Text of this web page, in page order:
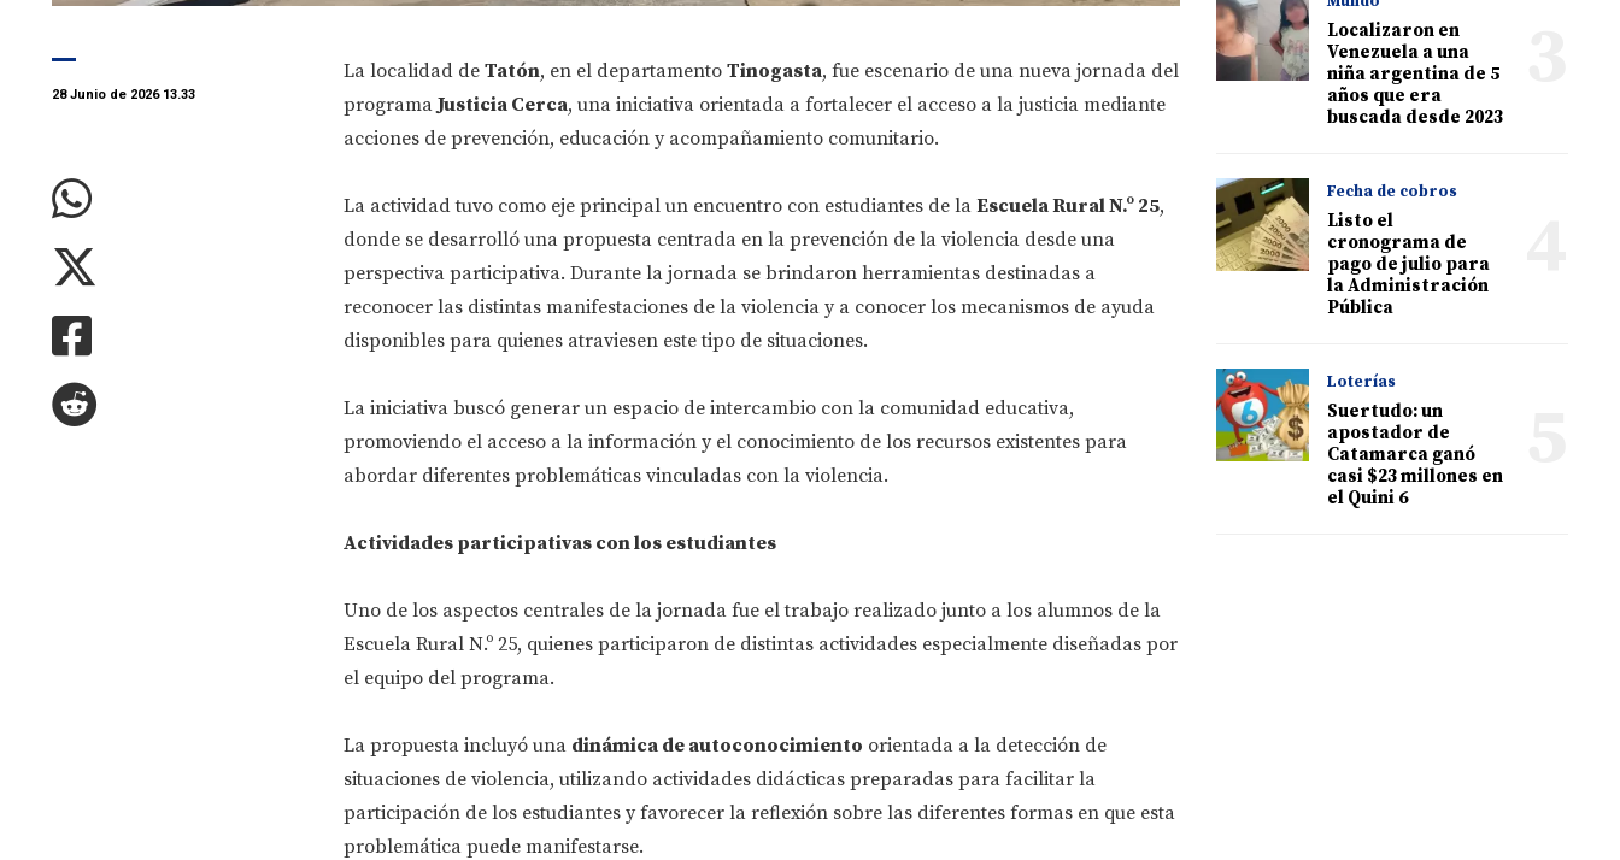
28 Junio de 2026 13.33
La localidad de Tatón, en el departamento Tinogasta, fue escenario de una nueva jornada del
programa Justicia Cerca, una iniciativa orientada a fortalecer el acceso a la justicia mediante
acciones de prevención, educación y acompañamiento comunitario.
La actividad tuvo como eje principal un encuentro con estudiantes de la Escuela Rural N.º 25,
donde se desarrolló una propuesta centrada en la prevención de la violencia desde una
perspectiva participativa. Durante la jornada se brindaron herramientas destinadas a
reconocer las distintas manifestaciones de la violencia y a conocer los mecanismos de ayuda
disponibles para quienes atraviesen este tipo de situaciones.
La iniciativa buscó generar un espacio de intercambio con la comunidad educativa,
promoviendo el acceso a la información y el conocimiento de los recursos existentes para
abordar diferentes problemáticas vinculadas con la violencia.
Actividades participativas con los estudiantes
Uno de los aspectos centrales de la jornada fue el trabajo realizado junto a los alumnos de la
Escuela Rural N.º 25, quienes participaron de distintas actividades especialmente diseñadas por
el equipo del programa.
La propuesta incluyó una dinámica de autoconocimiento orientada a la detección de
situaciones de violencia, utilizando actividades didácticas preparadas para facilitar la
participación de los estudiantes y favorecer la reflexión sobre las diferentes formas en que esta
problemática puede manifestarse.
Localizaron en
Venezuela a una
niña argentina de 5
años que era
buscada desde 2023
Fecha de cobros
Listo el
cronograma de
pago de julio para
la Administración
Pública
Loterías
Suertudo: un
apostador de
Catamarca ganó
casi $23 millones en
el Quini 6